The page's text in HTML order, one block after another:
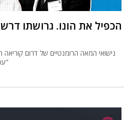
נישואי המאה הרומנטיים של דרום
עכשיו הם כבר מכונים "גירושי המאה"